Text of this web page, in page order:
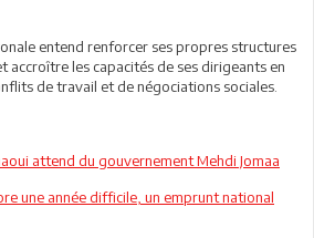
entend renforcer ses propres structures
accroître les capacités de ses dirigeants en
de travail et de négociations sociales.
attend du gouvernement Mehdi Jomaa
une année difficile, un emprunt national